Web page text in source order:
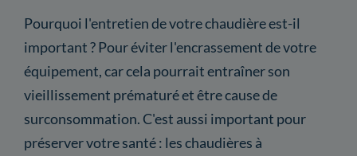
Pourquoi l'entretien de votre chaudière est-il
important ? Pour éviter l'encrassement de votre
équipement, car cela pourrait entraîner son
vieillissement prématuré et être cause de
surconsommation. C'est aussi important pour
préserver votre santé : les chaudières à